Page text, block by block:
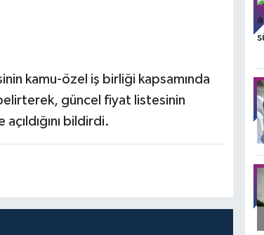
kamu-özel iş birliği kapsamında
güncel fiyat listesinin
bildirdi.